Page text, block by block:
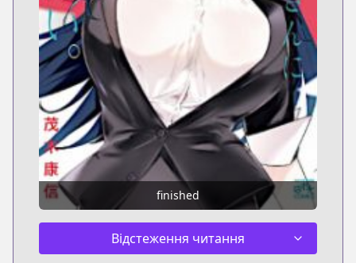
finished
Відстеження читання